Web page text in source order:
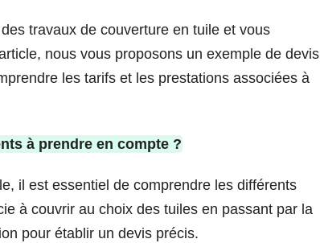
travaux de couverture en tuile et vous
nous vous proposons un exemple de devis
les tarifs et les prestations associées à
à prendre en compte ?
il est essentiel de comprendre les différents
à couvrir au choix des tuiles en passant par la
pour établir un devis précis.